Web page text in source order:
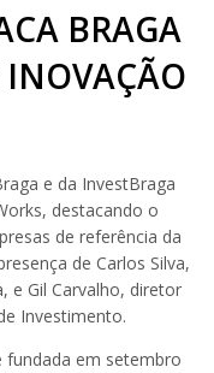
BRAGA
e da InvestBraga
destacando o
de referência da
de Carlos Silva,
e Gil Carvalho, diretor
Investimento.
fundada em setembro